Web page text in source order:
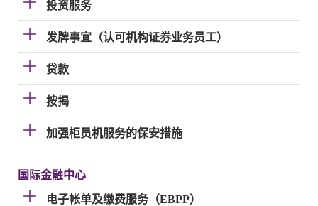
投资服务
发牌事宜（认可机构证券业务员工）
贷款
按揭
加强柜员机服务的保安措施
国际金融中心
电子帐单及缴费服务（EBPP）